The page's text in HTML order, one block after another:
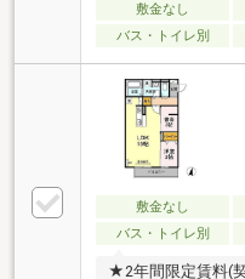
敷金なし
バス・トイレ別
敷金なし
バス・トイレ別
★2年間限定賃料(